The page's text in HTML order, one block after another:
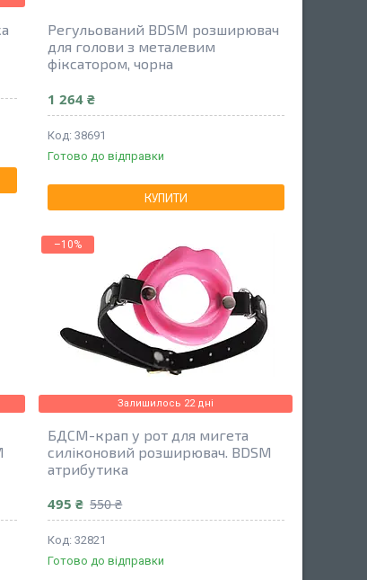
Регульований BDSM розширювач
для голови з металевим
фіксатором, чорна
1 264 ₴
38691
Готово до відправки
КУПИТИ
–10%
Залишилось 22 дні
БДСМ-крап у рот для мигета
силіконовий розширювач. BDSM
атрибутика
495 ₴ 550 ₴
32821
Готово до відправки